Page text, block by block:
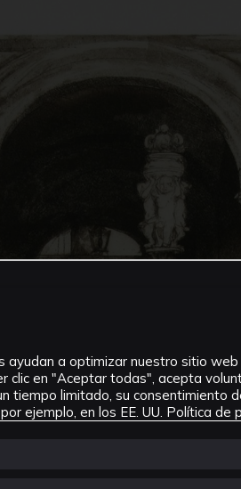
ayudan a optimizar nuestro sitio
clic en "Aceptar todas", acepta
tiempo limitado, su consentimiento
ejemplo, en los EE. UU. Política de